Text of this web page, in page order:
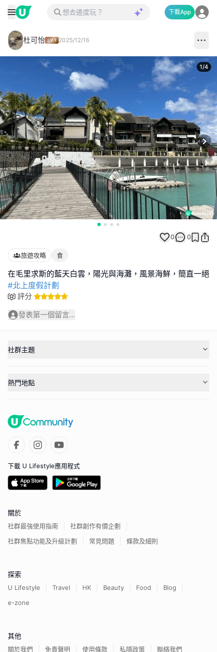
下載App
杜可怡 2025/12/16
1/4
0 0
旅遊攻略 食
#北上度假計劃
評分
發表第一個留言...
社群主題
熱門地點
下載 U Lifestyle應用程式
關於
社群最強使用指南
社群創作有價企劃
社群焦點功能及升級計劃
常見問題 條款及細則
探索
U Lifestyle Travel HK Beauty Food
Blog
e-zone
其他
關於我們 免責聲明 使用條款 私隱政策 聯絡我們